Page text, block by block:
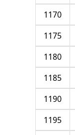
1170
1175
1180
1185
1190
1195